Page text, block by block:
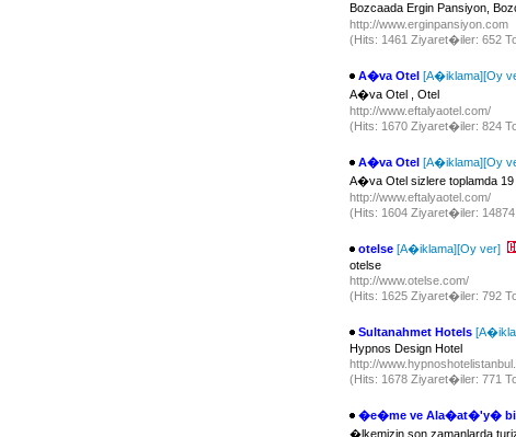
Bozcaada Ergin Pansiyon,
http://www.erginpansiyon.com
(Hits: 1461 Ziyaret�iler: 652
A�va Otel [A�iklama][Oy
A�va Otel , Otel
http://www.eftalyaotel.com/
(Hits: 1670 Ziyaret�iler: 824
A�va Otel [A�iklama][Oy
A�va Otel sizlere toplamda
http://www.eftalyaotel.com/
(Hits: 1604 Ziyaret�iler:
otelse [A�iklama][Oy ver]
otelse
http://www.otelse.com/
(Hits: 1625 Ziyaret�iler: 792
Sultanahmet Hotels
Hypnos Design Hotel
http://
(Hits: 1678 Ziyaret�iler: 771
�e�me ve Ala�at�'y�
�lkemizin son zamanlarda